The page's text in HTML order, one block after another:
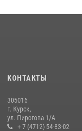
09 июля 2026, 11:04
КОНТАКТЫ
305016
г. Курск,
ул. Пирогова 1/А
+ 7 (4712) 54-83-02